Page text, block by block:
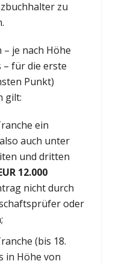
zu
– je nach Höhe
– für die erste
Punkt)
gilt:
ein
auch unter
und dritten
12.000
nicht durch
oder
(bis 18.
in Höhe von